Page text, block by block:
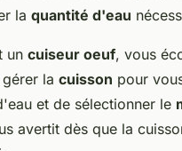
la quantité d'eau
un cuiseur oeuf, vous
la cuisson pour
et de sélectionner le
avertit dès que la